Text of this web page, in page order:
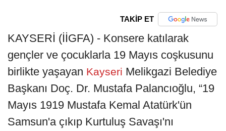
TAKİP ET
KAYSERİ (İİGFA) - Konsere katılarak
gençler ve çocuklarla 19 Mayıs coşkusunu
birlikte yaşayan Kayseri Melikgazi Belediye
Başkanı Doç. Dr. Mustafa Palancıoğlu, “19
Mayıs 1919 Mustafa Kemal Atatürk'ün
Samsun'a çıkıp Kurtuluş Savaşı'nı